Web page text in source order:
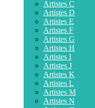
Artistes C
Artistes D
Artistes E
Artistes F
Artistes G
Artistes H
Artistes I
Artistes J
Artistes K
Artistes L
Artistes M
Artistes N